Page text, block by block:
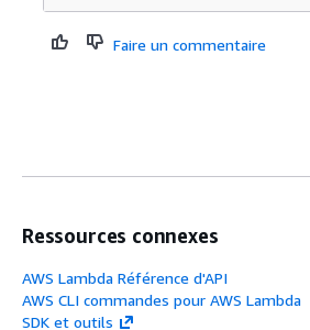
Faire un commentaire
Ressources connexes
AWS Lambda Référence d'API
AWS CLI commandes pour AWS Lambda
SDK et outils